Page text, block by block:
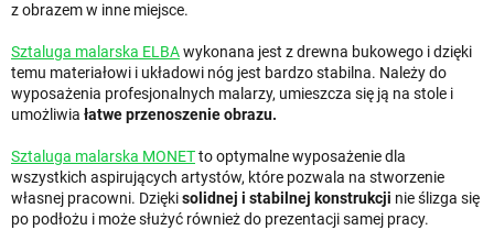
z obrazem w inne miejsce.
Sztaluga malarska ELBAwykonana jest z drewna bukowego i dzięki
temu materiałowi i układowi nóg jest bardzo stabilna. Należy do
wyposażenia profesjonalnych malarzy, umieszcza się ją na stole i
umożliwia łatwe przenoszenie obrazu.
Sztaluga malarska MONETto optymalne wyposażenie dla
wszystkich aspirujących artystów, które pozwala na stworzenie
własnej pracowni. Dziękisolidnej i stabilnej konstrukcji nie ślizga się
po podłożu i może służyć również do prezentacji samej pracy.